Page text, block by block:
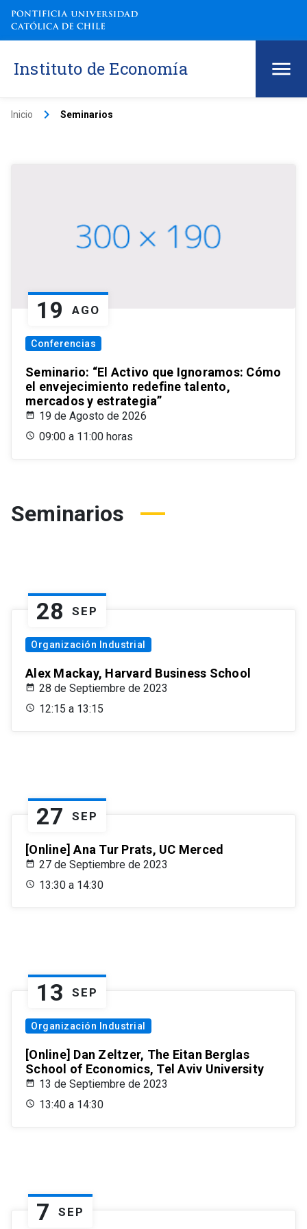
Instituto de Economía
Inicio keyboard_arrow_right Seminarios
19 AGO
Conferencias
Seminario: “El Activo que Ignoramos: Cómo
el envejecimiento redefine talento,
mercados y estrategia”
19 de Agosto de 2026
09:00 a 11:00 horas
Seminarios
28 SEP
Organización Industrial
Alex Mackay, Harvard Business School
28 de Septiembre de 2023
12:15 a 13:15
27 SEP
[Online] Ana Tur Prats, UC Merced
27 de Septiembre de 2023
13:30 a 14:30
13 SEP
Organización Industrial
[Online] Dan Zeltzer, The Eitan Berglas
School of Economics, Tel Aviv University
13 de Septiembre de 2023
13:40 a 14:30
7 SEP